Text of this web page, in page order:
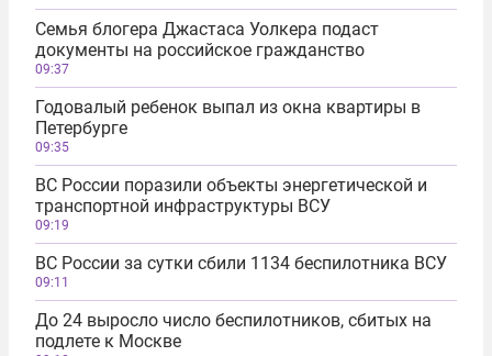
Семья блогера Джастаса Уолкера подаст
документы на российское гражданство
09:37
Годовалый ребенок выпал из окна квартиры в
Петербурге
09:35
ВС России поразили объекты энергетической и
транспортной инфраструктуры ВСУ
09:19
ВС России за сутки сбили 1134 беспилотника ВСУ
09:11
До 24 выросло число беспилотников, сбитых на
подлете к Москве